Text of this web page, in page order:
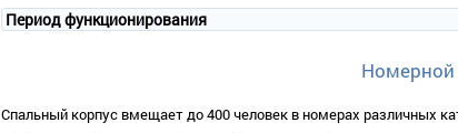
Период функционирования
Спальный корпус вмещает до 400 человек в номерах различных